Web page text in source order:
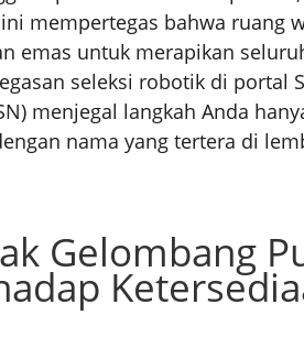
mempertegas bahwa ruang
emas untuk merapikan
seleksi robotik di portal
menjegal langkah Anda
nama yang tertera di
Gelombang